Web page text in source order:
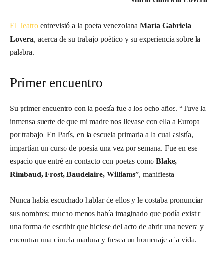
El Teatro entrevistó a la poeta venezolana María Gabriela
Lovera, acerca de su trabajo poético y su experiencia sobre la
palabra.
Primer encuentro
Su primer encuentro con la poesía fue a los ocho años. “Tuve la
inmensa suerte de que mi madre nos llevase con ella a Europa
por trabajo. En París, en la escuela primaria a la cual asistía,
impartían un curso de poesía una vez por semana. Fue en ese
espacio que entré en contacto con poetas como Blake,
Rimbaud, Frost, Baudelaire, Williams”, manifiesta.
Nunca había escuchado hablar de ellos y le costaba pronunciar
sus nombres; mucho menos había imaginado que podía existir
una forma de escribir que hiciese del acto de abrir una nevera y
encontrar una ciruela madura y fresca un homenaje a la vida.